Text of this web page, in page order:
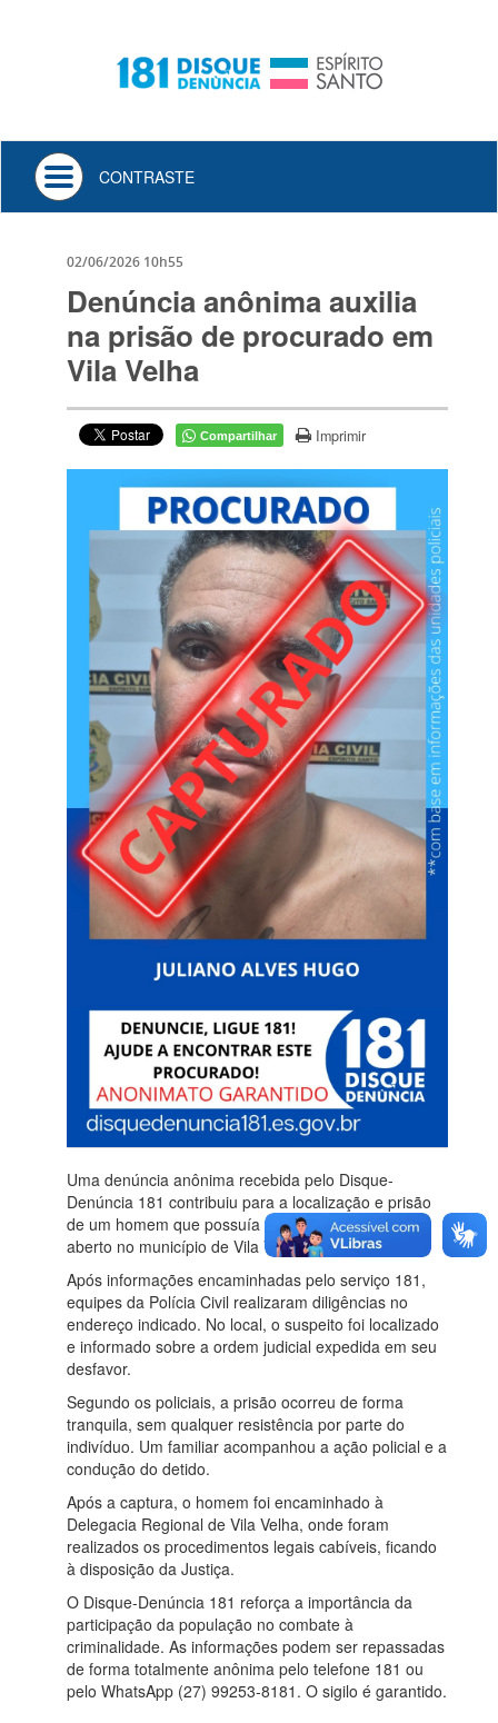
Toggle
navigation
CONTRASTE
02/06/2026 10h55
Denúncia anônima auxilia
na prisão de procurado em
Vila Velha
Compartilhar Imprimir
Uma denúncia anônima recebida pelo Disque-
Denúncia 181 contribuiu para a localização e prisão
de um homem que possuía mandado de prisão em
aberto no município de Vila Velha.
Após informações encaminhadas pelo serviço 181,
equipes da Polícia Civil realizaram diligências no
endereço indicado. No local, o suspeito foi localizado
e informado sobre a ordem judicial expedida em seu
desfavor.
Segundo os policiais, a prisão ocorreu de forma
tranquila, sem qualquer resistência por parte do
indivíduo. Um familiar acompanhou a ação policial e a
condução do detido.
Após a captura, o homem foi encaminhado à
Delegacia Regional de Vila Velha, onde foram
realizados os procedimentos legais cabíveis, ficando
à disposição da Justiça.
O Disque-Denúncia 181 reforça a importância da
participação da população no combate à
criminalidade. As informações podem ser repassadas
de forma totalmente anônima pelo telefone 181 ou
pelo WhatsApp (27) 99253-8181. O sigilo é garantido.